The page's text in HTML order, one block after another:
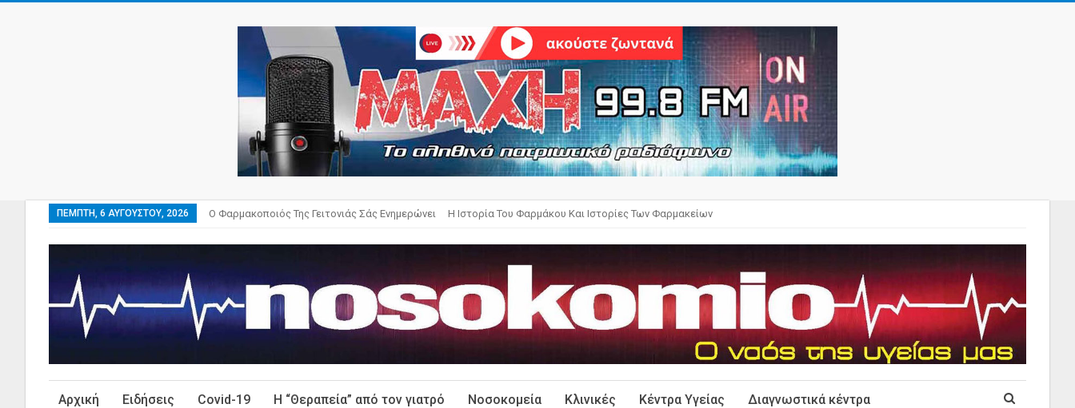
ΠΈΜΠΤΗ, 6 ΑΥΓΟΎΣΤΟΥ, 2026 Ο Φαρμακοποιός Της Γειτονιάς Σάς Ενημερώνει Η Ιστορία Του Φαρμάκου Και Ιστορίες Των Φαρμακείων
Αρχική Ειδήσεις Covid-19 Η “Θεραπεία” από τον γιατρό Νοσοκομεία Κλινικές Κέντρα Υγείας Διαγνωστικά κέντρα